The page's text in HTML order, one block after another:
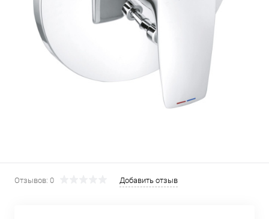
Отзывов: 0 Добавить отзыв